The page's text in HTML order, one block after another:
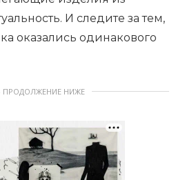
И следите за тем,
оказались одинакового
ПРОДОЛЖЕНИЕ НИЖЕ